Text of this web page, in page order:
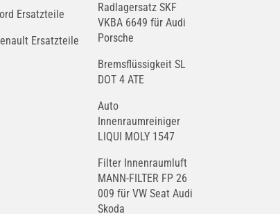
Ersatzteile
Ersatzteile
Radlagersatz SKF
VKBA 6649 für Audi
Porsche
Bremsflüssigkeit SL
DOT 4 ATE
Auto
Innenraumreiniger
LIQUI MOLY 1547
Filter Innenraumluft
MANN-FILTER FP 26
009 für VW Seat Audi
Skoda